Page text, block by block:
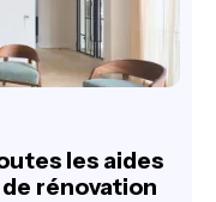
les aides
rénovation